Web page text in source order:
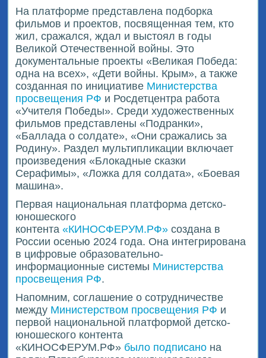
На платформе представлена подборка
фильмов и проектов, посвященная тем, кто
жил, сражался, ждал и выстоял в годы
Великой Отечественной войны. Это
документальные проекты «Великая Победа:
одна на всех», «Дети войны. Крым», а также
созданная по инициативе Министерства
просвещения РФ и Росдетцентра работа
«Учителя Победы». Среди художественных
фильмов представлены «Подранки»,
«Баллада о солдате», «Они сражались за
Родину». Раздел мультипликации включает
произведения «Блокадные сказки
Серафимы», «Ложка для солдата», «Боевая
машина».
Первая национальная платформа детско-
юношеского
контента «КИНОСФЕРУМ.РФ» создана в
России осенью 2024 года. Она интегрирована
в цифровые образовательно-
информационные системы Министерства
просвещения РФ.
Напомним, соглашение о сотрудничестве
между Министерством просвещения РФ и
первой национальной платформой детско-
юношеского контента
«КИНОСФЕРУМ.РФ» было подписано на